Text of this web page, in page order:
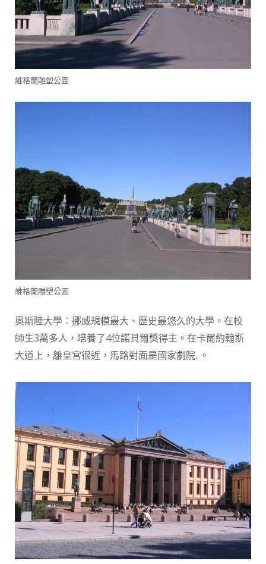
維格蘭雕塑公園
維格蘭雕塑公園
奧斯陸大學：挪威規模最大、歷史最悠久的大學。在校
師生3萬多人，培養了4位諾貝爾獎得主。在卡爾約翰斯
大道上，離皇宮很近，馬路對面是國家劇院. 。